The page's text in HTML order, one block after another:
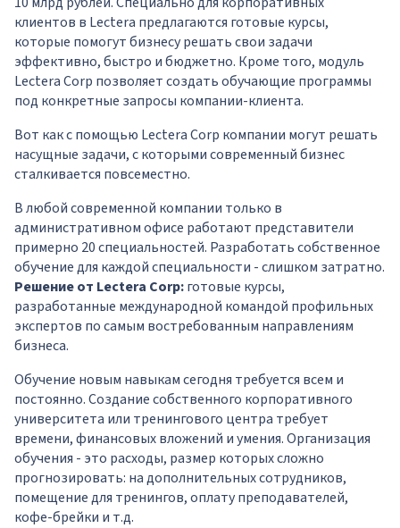
клиентов в Lectera предлагаются готовые курсы,
которые помогут бизнесу решать свои задачи
эффективно, быстро и бюджетно. Кроме того, модуль
Lectera Corp позволяет создать обучающие программы
под конкретные запросы компании-клиента.
Вот как с помощью Lectera Corp компании могут решать
насущные задачи, с которыми современный бизнес
сталкивается повсеместно.
В любой современной компании только в
административном офисе работают представители
примерно 20 специальностей. Разработать собственное
обучение для каждой специальности - слишком затратно.
Решение от Lectera Corp:готовые курсы,
разработанные международной командой профильных
экспертов по самым востребованным направлениям
бизнеса.
Обучение новым навыкам сегодня требуется всем и
постоянно. Создание собственного корпоративного
университета или тренингового центра требует
времени, финансовых вложений и умения. Организация
обучения - это расходы, размер которых сложно
прогнозировать: на дополнительных сотрудников,
помещение для тренингов, оплату преподавателей,
кофе-брейки и т.д.